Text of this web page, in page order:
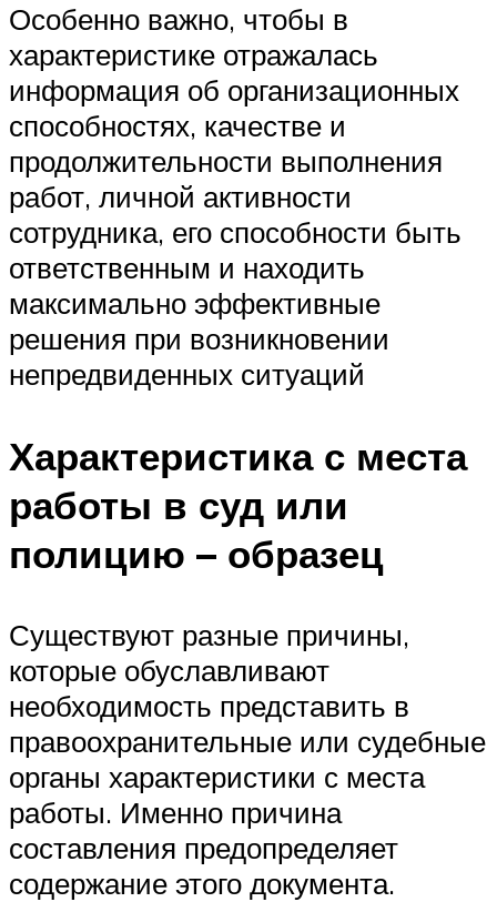
Особенно важно, чтобы в
характеристике отражалась
информация об организационных
способностях, качестве и
продолжительности выполнения
работ, личной активности
сотрудника, его способности быть
ответственным и находить
максимально эффективные
решения при возникновении
непредвиденных ситуаций
Характеристика с места
работы в суд или
полицию – образец
Существуют разные причины,
которые обуславливают
необходимость представить в
правоохранительные или судебные
органы характеристики с места
работы. Именно причина
составления предопределяет
содержание этого документа.